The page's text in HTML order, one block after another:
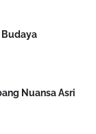
Budaya
Nuansa Asri